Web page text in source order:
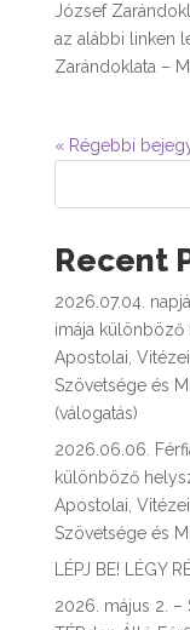
József
az alábbi linken
Zarándoklata –
« Régebbi
Recent
2026.07.04.
imája különböző
Apostolai,
Szövetsége és
(válogatás)
2026.06.06.
különböző
Apostolai,
Szövetsége és
LÉPJ BE! LÉGY
2026. május 2.